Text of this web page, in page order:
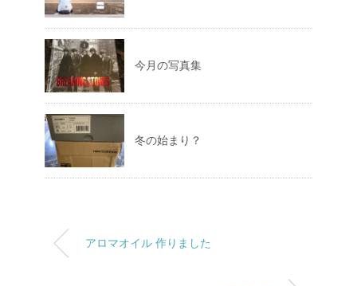
今月の写真集
冬の始まり？
アロマオイル 作りました